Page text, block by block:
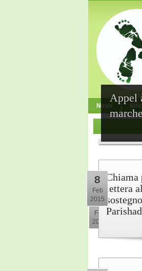
News
Appel
10
Feb
2015
lettera
Parishad
8
Feb
2015